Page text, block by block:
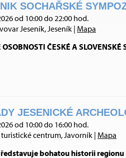
SOCHAŘSKÉ
od 10:00 do 22:00 hod.
Jeseník, Jeseník | Mapa
ČESKÉ A SLOVENSKÉ
JESENICKÉ
od 10:00 do 16:00 hod.
centrum, Javorník | Mapa
bohatou historii